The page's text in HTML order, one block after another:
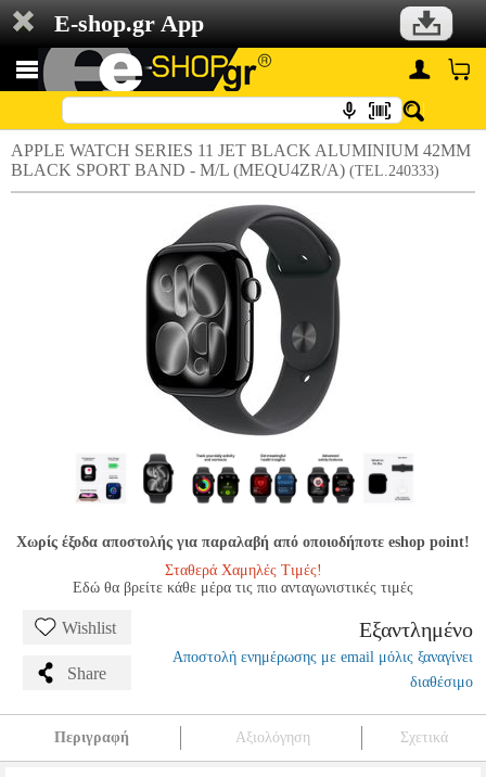
E-shop.gr App
APPLE WATCH SERIES 11 JET BLACK ALUMINIUM 42MM
BLACK SPORT BAND - M/L (MEQU4ZR/A) (TEL.240333)
Χωρίς έξοδα αποστολής για παραλαβή από οποιοδήποτε eshop point!
Σταθερά Χαμηλές Τιμές!
Εδώ θα βρείτε κάθε μέρα τις πιο ανταγωνιστικές τιμές
Wishlist
Share
Εξαντλημένο
Αποστολή ενημέρωσης με email μόλις ξαναγίνει
διαθέσιμο
Περιγραφή Αξιολόγηση Σχετικά